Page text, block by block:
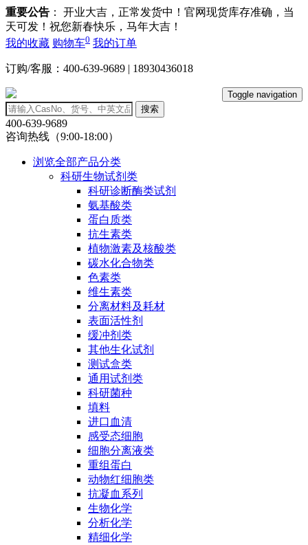
重要公告 ： 开业大吉，正常发货中！官网现货库存准确，当
天可发！祝您新春快乐，马年大吉！
我的收藏 购物车0 我的订单
订购/客服：400-639-9689 | 18930436018
Toggle navigation
搜索
400-639-9689
咨询热线（9:00-18:00）
浏览全部产品分类
科研生物试剂类
科研诊断酶类试剂
氨基酸类
蛋白质类
抗生素类
植物激素及核酸类
碳水化合物类
色素类
维生素类
分离材料及耗材
表面活性剂
缓冲剂类
其他生化试剂
测试盒类
通用试剂类
科研菌种
填料
进口血清
感受态细胞
细胞分离液类
重组蛋白
动物红细胞类
抗凝血系列
生物化学
分析化学
精细化学